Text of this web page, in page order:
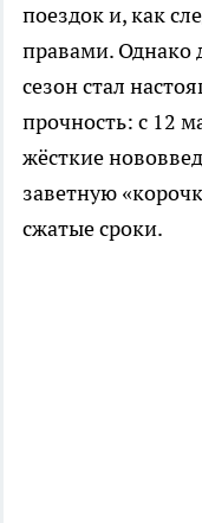
поездок и, как
правами. Однако
сезон стал
прочность: с 12
жёсткие
заветную
сжатые сроки.